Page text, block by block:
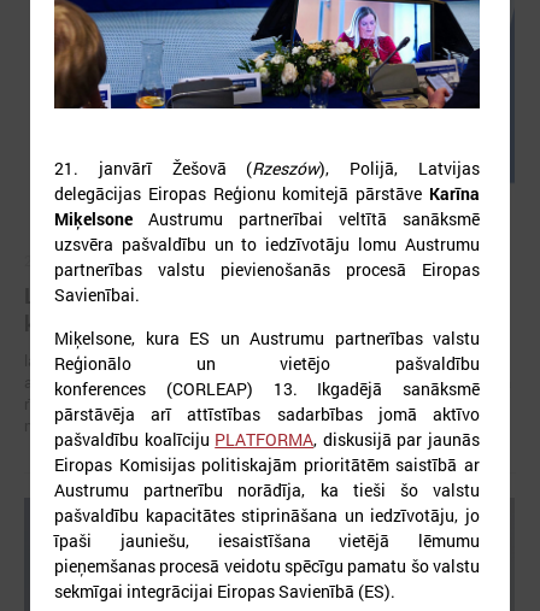
2026. gada 05. augusts
LPS aicina piedalīties seminārā “Stiprinot vietējās
kopienas krīzē" 11. augustā, Cēsīs
latvijas Pašvaldību savienība sadarbībā ar Cēsu novada pašvaldību
aicina piedalīties seminārā “Stiprinot vietējās kopienas krīzē: proaktīva
rīcība un pieredzes apmaiņa starp Ukrainas un ES pašvaldībām”, kas
notiks šī gada 11.augustā no plkst.10.00 līdz 15.30
21. janvārī Žešovā (Rzeszów), Polijā, Latvijas
delegācijas Eiropas Reģionu komitejā pārstāve Karīna
Miķelsone Austrumu partnerībai veltītā sanāksmē
uzsvēra pašvaldību un to iedzīvotāju lomu Austrumu
partnerības valstu pievienošanās procesā Eiropas
Savienībai.
Miķelsone, kura ES un Austrumu partnerības valstu
Reģionālo un vietējo pašvaldību
konferences (CORLEAP) 13. Ikgadējā sanāksmē
pārstāvēja arī attīstības sadarbības jomā aktīvo
pašvaldību koalīciju PLATFORMA, diskusijā par jaunās
Eiropas Komisijas politiskajām prioritātēm saistībā ar
Austrumu partnerību norādīja, ka tieši šo valstu
pašvaldību kapacitātes stiprināšana un iedzīvotāju, jo
īpaši jauniešu, iesaistīšana vietējā lēmumu
pieņemšanas procesā veidotu spēcīgu pamatu šo valstu
sekmīgai integrācijai Eiropas Savienībā (ES).